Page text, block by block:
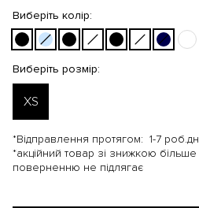
Виберіть колір:
Виберіть розмір:
XS
*Відправлення протягом: 1-7
*акційний товар зі знижкою більше
поверненню не підлягає